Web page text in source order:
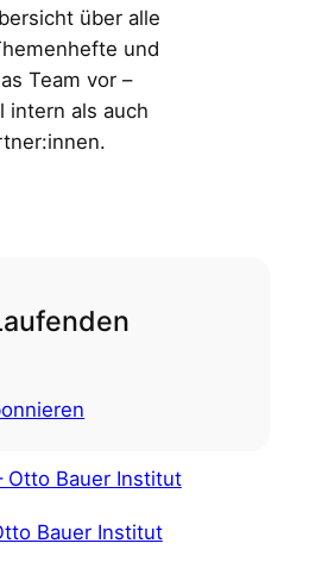
über alle
und
Team vor –
intern als auch
Bauer Institut